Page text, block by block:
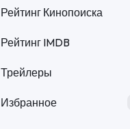
Рейтинг Кинопоиска
Рейтинг IMDB
Трейлеры
Избранное